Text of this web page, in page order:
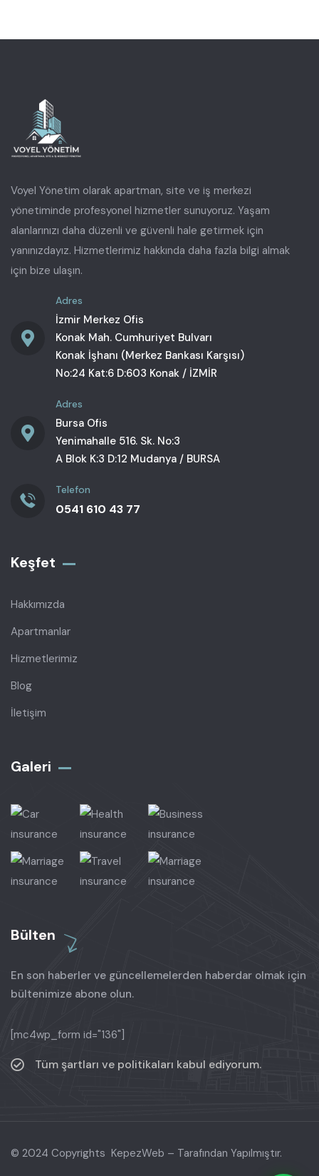
Voyel Yönetim olarak apartman, site ve iş merkezi
yönetiminde profesyonel hizmetler sunuyoruz. Yaşam
alanlarınızı daha düzenli ve güvenli hale getirmek için
yanınızdayız. Hizmetlerimiz hakkında daha fazla bilgi almak
için bize ulaşın.
Adres
İzmir Merkez Ofis
Konak Mah. Cumhuriyet Bulvarı
Konak İşhanı (Merkez Bankası Karşısı)
No:24 Kat:6 D:603 Konak / İZMİR
Adres
Bursa Ofis
Yenimahalle 516. Sk. No:3
A Blok K:3 D:12 Mudanya / BURSA
Telefon
0541 610 43 77
Keşfet
Hakkımızda
Apartmanlar
Hizmetlerimiz
Blog
İletişim
Galeri
Bülten
En son haberler ve güncellemelerden haberdar olmak için
bültenimize abone olun.
[mc4wp_form id="136"]
Tüm şartları ve politikaları kabul ediyorum.
© 2024 Copyrights KepezWeb – Tarafından Yapılmıştır.